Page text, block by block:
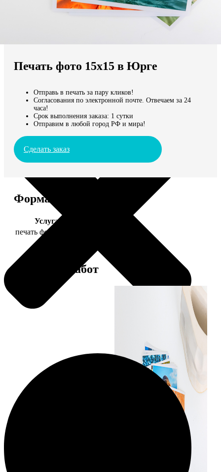
Мы доставляем по всему миру
Продолжить без города
Печать фото 15х15 в Юрге
Отправь в печать за пару кликов!
Согласования по электронной почте. Отвечаем за 24
часа!
Срок выполнения заказа: 1 сутки
Отправим в любой город РФ и мира!
Сделать заказ
Форматы и цены
Услуга
печать фото 15х15
Примеры работ